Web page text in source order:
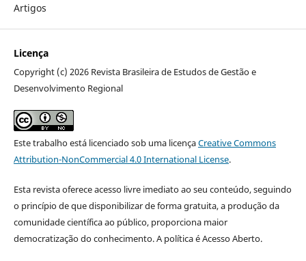
Artigos
Licença
Copyright (c) 2026 Revista Brasileira de Estudos de Gestão e
Desenvolvimento Regional
Este trabalho está licenciado sob uma licençaCreative Commons
Attribution-NonCommercial 4.0 International License.
Esta revista oferece acesso livre imediato ao seu conteúdo, seguindo
o princípio de que disponibilizar de forma gratuita, a produção da
comunidade científica ao público, proporciona maior
democratização do conhecimento. A política é Acesso Aberto.